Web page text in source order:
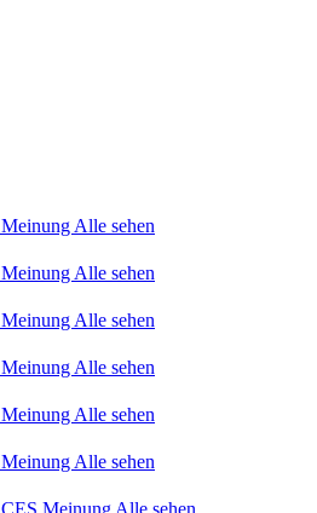
Meinung Alle sehen
Meinung Alle sehen
Meinung Alle sehen
Meinung Alle sehen
Meinung Alle sehen
Meinung Alle sehen